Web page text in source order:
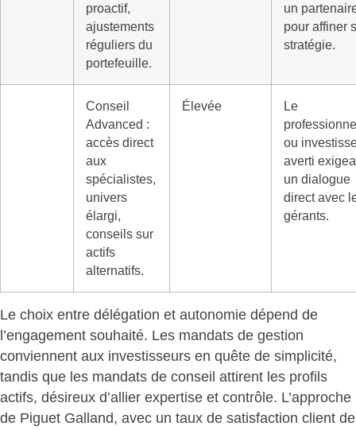
proactif,
ajustements
réguliers du
portefeuille.
un
pour affiner
stratégie.
Conseil
Advanced :
accès direct
aux
spécialistes,
univers
élargi,
conseils sur
actifs
alternatifs.
Élevée
Le
ou
averti
un dialogue
direct avec
gérants.
Le choix entre délégation et autonomie dépend de
l’engagement souhaité. Les mandats de gestion
conviennent aux investisseurs en quête de simplicité,
tandis que les mandats de conseil attirent les profils
actifs, désireux d’allier expertise et contrôle. L’approche
de Piguet Galland, avec un taux de satisfaction client de